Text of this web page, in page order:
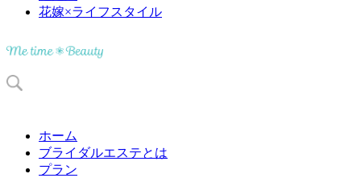
花嫁×ライフスタイル
ホーム
ブライダルエステとは
プラン